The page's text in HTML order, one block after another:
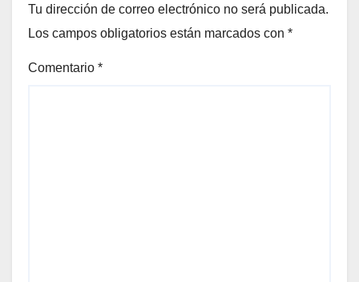
Tu dirección de correo electrónico no será publicada.
Los campos obligatorios están marcados con *
Comentario *